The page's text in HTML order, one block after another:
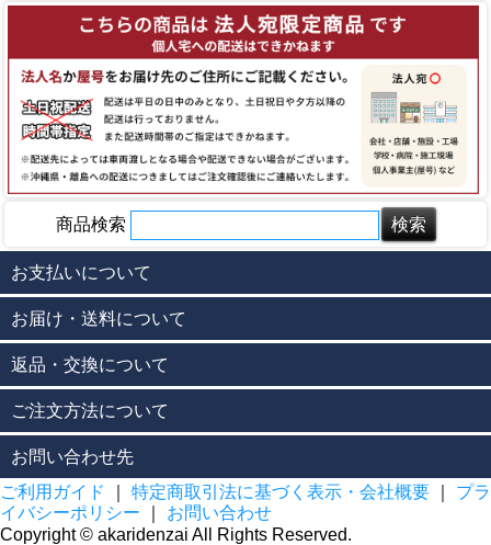
商品検索
お支払いについて
お届け・送料について
返品・交換について
ご注文方法について
お問い合わせ先
ご利用ガイド
特定商取引法に基づく表示・会社概要
プラ
イバシーポリシー
お問い合わせ
Copyright © akaridenzai All Rights Reserved.